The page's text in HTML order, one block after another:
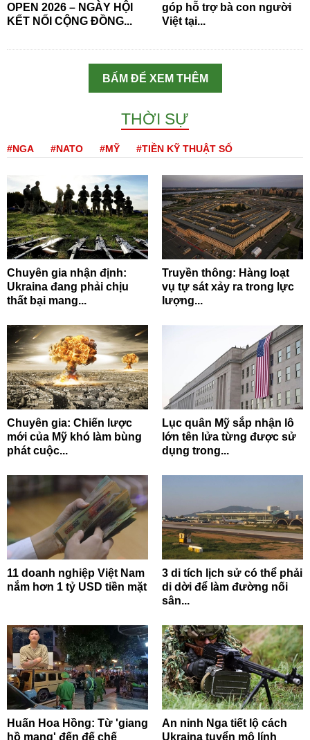
OPEN 2026 – NGÀY HỘI
KẾT NỐI CỘNG ĐỒNG...
góp hỗ trợ bà con người
Việt tại...
BẤM ĐỂ XEM THÊM
THỜI SỰ
#NGA #NATO #MỸ #TIỀN KỸ THUẬT SỐ
Chuyên gia nhận định:
Ukraina đang phải chịu
thất bại mang...
Truyền thông: Hàng loạt
vụ tự sát xảy ra trong lực
lượng...
Chuyên gia: Chiến lược
mới của Mỹ khó làm bùng
phát cuộc...
Lục quân Mỹ sắp nhận lô
lớn tên lửa từng được sử
dụng trong...
11 doanh nghiệp Việt Nam
nắm hơn 1 tỷ USD tiền mặt
3 di tích lịch sử có thể phải
di dời để làm đường nối
sân...
Huấn Hoa Hồng: Từ 'giang
hồ mạng' đến đế chế
An ninh Nga tiết lộ cách
Ukraina tuyển mộ lính